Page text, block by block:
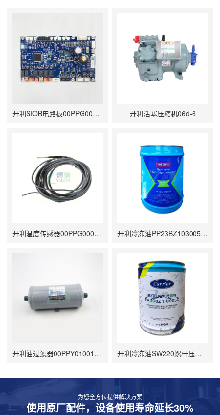
开利SIOB电路板00PPG000492500 开利活塞压缩机06d-6
开利温度传感器00PPG000008100 开利冷冻油PP23BZ103005C压缩机润滑剂PP47-31(SW68)
开利油过滤器00PPY010012800 开利冷冻油SW220螺杆压缩机润滑剂PP23BZ110005C
为您全方位提供解决方案
使用原厂配件，设备使用寿命延长30%